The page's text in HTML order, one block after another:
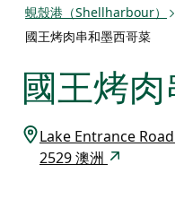
蜆殼港（Shellharbour）
國王烤肉串和墨西哥菜
國王烤
Lake Entrance
2529 澳洲